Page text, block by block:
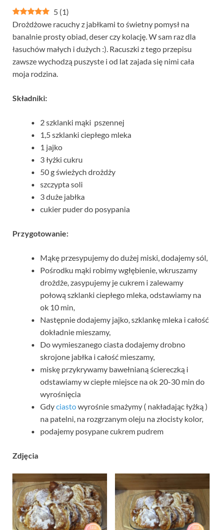
5 (1)
Drożdżowe racuchy z jabłkami to świetny pomysł na
banalnie prosty obiad, deser czy kolację. W sam raz dla
łasuchów małych i dużych :). Racuszki z tego przepisu
zawsze wychodzą puszyste i od lat zajada się nimi cała
moja rodzina.
Składniki:
2 szklanki mąki pszennej
1,5 szklanki ciepłego mleka
1 jajko
3 łyżki cukru
50 g świeżych drożdży
szczypta soli
3 duże jabłka
cukier puder do posypania
Przygotowanie:
Mąkę przesypujemy do dużej miski, dodajemy sól,
Pośrodku mąki robimy wgłębienie, wkruszamy
drożdże, zasypujemy je cukrem i zalewamy
połową szklanki ciepłego mleka, odstawiamy na
ok 10 min,
Następnie dodajemy jajko, szklankę mleka i całość
dokładnie mieszamy,
Do wymieszanego ciasta dodajemy drobno
skrojone jabłka i całość mieszamy,
miskę przykrywamy bawełnianą ściereczką i
odstawiamy w ciepłe miejsce na ok 20-30 min do
wyrośnięcia
Gdyciastowyrośnie smażymy ( nakładając łyżką )
na patelni, na rozgrzanym oleju na złocisty kolor,
podajemy posypane cukrem pudrem
Zdjęcia